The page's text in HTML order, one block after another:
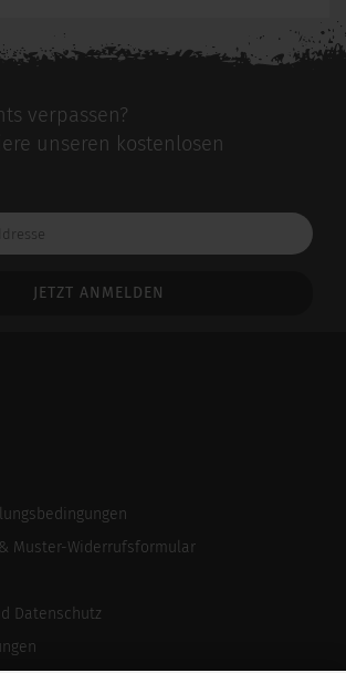
verpassen?
unseren kostenlosen
Muster-Widerrufsformular
Datenschutz